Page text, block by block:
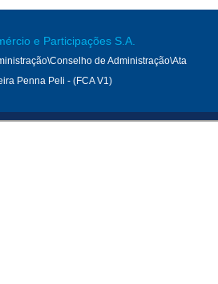
e Participações S.A.
de Administração\Ata
Penna Peli - (FCA V1)